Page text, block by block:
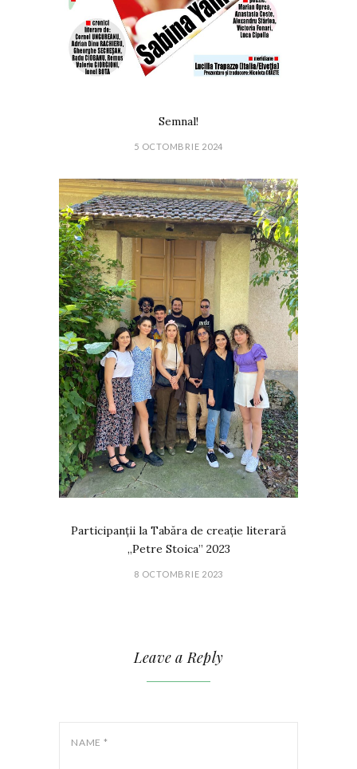
Semnal!
5 OCTOMBRIE 2024
Participanții la Tabăra de creație literară
„Petre Stoica” 2023
8 OCTOMBRIE 2023
Leave a Reply
NAME *